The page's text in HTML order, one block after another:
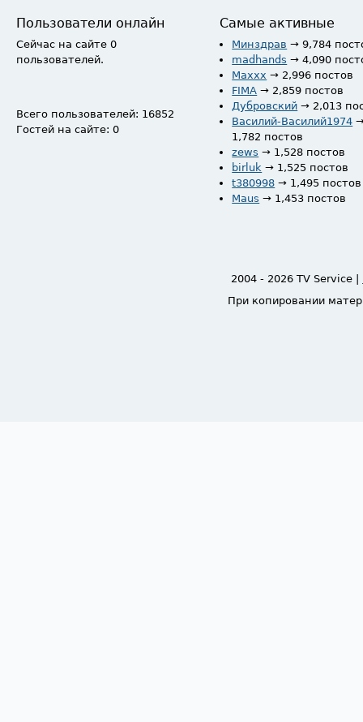
Пользователи онлайн
Сейчас на сайте 0
пользователей.
Всего пользователей: 16852
Гостей на сайте: 0
Самые активные
Минздрав → 9,784
madhands → 4,090
Maxxx → 2,996 постов
FIMA → 2,859 постов
Дубровский → 2,013
Василий-Василий1974
1,782 постов
zews → 1,528 постов
birluk → 1,525 постов
t380998 → 1,495 постов
Maus → 1,453 постов
2004 - 2026 TV Service |
При копировании